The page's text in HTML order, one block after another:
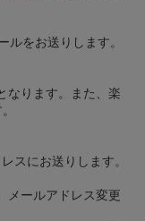
ルをお送りします。
なります。また、楽
スにお送りします。
メールアドレス変更